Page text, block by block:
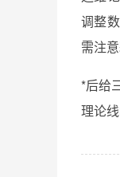
调整
需注
*后给
理论